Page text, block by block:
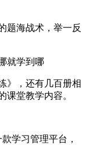
题海战术，举一反
就学到哪
》，还有几百册相
课堂教学内容。
学习管理平台，